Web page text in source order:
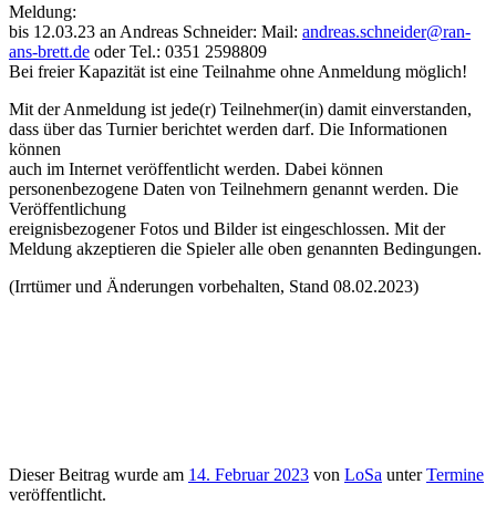
Meldung:
bis 12.03.23 an Andreas Schneider: Mail: andreas.schneider@ran-
ans-brett.de oder Tel.: 0351 2598809
Bei freier Kapazität ist eine Teilnahme ohne Anmeldung möglich!
Mit der Anmeldung ist jede(r) Teilnehmer(in) damit einverstanden,
dass über das Turnier berichtet werden darf. Die Informationen
können
auch im Internet veröffentlicht werden. Dabei können
personenbezogene Daten von Teilnehmern genannt werden. Die
Veröffentlichung
ereignisbezogener Fotos und Bilder ist eingeschlossen. Mit der
Meldung akzeptieren die Spieler alle oben genannten Bedingungen.
(Irrtümer und Änderungen vorbehalten, Stand 08.02.2023)
Dieser Beitrag wurde am 14. Februar 2023 von LoSa unterTermine
veröffentlicht.